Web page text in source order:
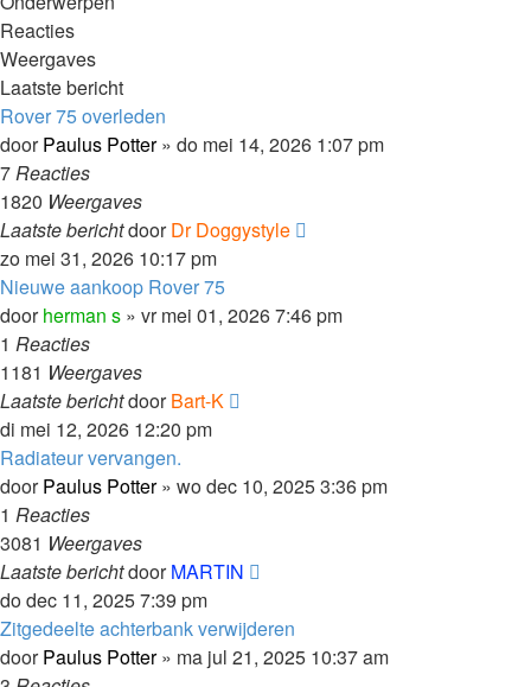
Reacties
Weergaves
Laatste bericht
Rover 75 overleden
doorPaulus Potter» do mei 14, 2026 1:07 pm
7Reacties
1820 Weergaves
Laatste berichtdoorDr Doggystyle
zo mei 31, 2026 10:17 pm
Nieuwe aankoop Rover 75
doorherman s » vr mei 01, 2026 7:46 pm
1 Reacties
1181 Weergaves
Laatste berichtdoorBart-K
di mei 12, 2026 12:20 pm
Radiateur vervangen.
doorPaulus Potter» wo dec 10, 2025 3:36 pm
1 Reacties
3081 Weergaves
Laatste berichtdoorMARTIN
do dec 11, 2025 7:39 pm
Zitgedeelte achterbank verwijderen
doorPaulus Potter» ma jul 21, 2025 10:37 am